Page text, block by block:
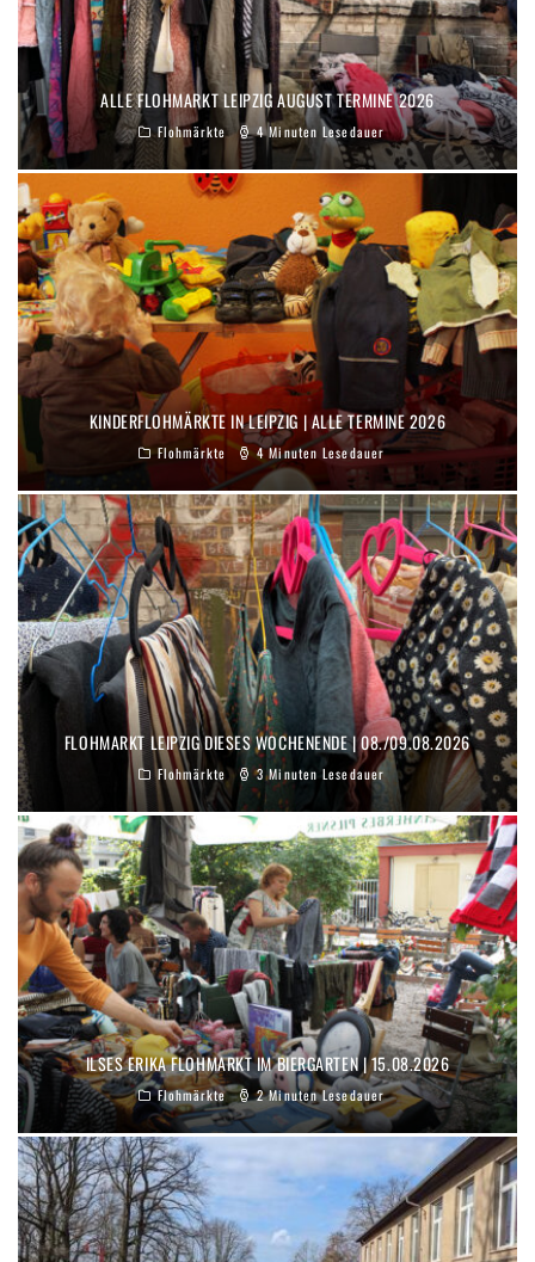
ALLE FLOHMARKT LEIPZIG AUGUST TERMINE 2026
Flohmärkte 4 Minuten Lesedauer
KINDERFLOHMÄRKTE IN LEIPZIG | ALLE TERMINE 2026
Flohmärkte 4 Minuten Lesedauer
FLOHMARKT LEIPZIG DIESES WOCHENENDE | 08./09.08.2026
Flohmärkte 3 Minuten Lesedauer
ILSES ERIKA FLOHMARKT IM BIERGARTEN | 15.08.2026
Flohmärkte 2 Minuten Lesedauer